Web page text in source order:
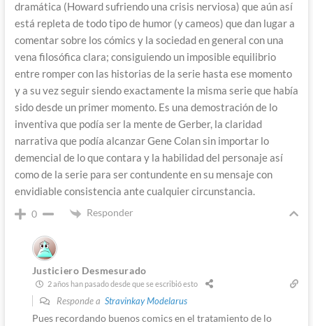
dramática (Howard sufriendo una crisis nerviosa) que aún así
está repleta de todo tipo de humor (y cameos) que dan lugar a
comentar sobre los cómics y la sociedad en general con una
vena filosófica clara; consiguiendo un imposible equilibrio
entre romper con las historias de la serie hasta ese momento
y a su vez seguir siendo exactamente la misma serie que había
sido desde un primer momento. Es una demostración de lo
inventiva que podía ser la mente de Gerber, la claridad
narrativa que podía alcanzar Gene Colan sin importar lo
demencial de lo que contara y la habilidad del personaje así
como de la serie para ser contundente en su mensaje con
envidiable consistencia ante cualquier circunstancia.
0 Responder
Justiciero Desmesurado
2 años han pasado desde que se escribió esto
Responde a Stravinkay Modelarus
Pues recordando buenos comics en el tratamiento de lo